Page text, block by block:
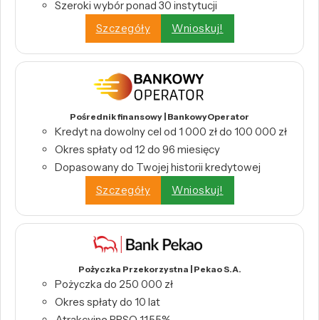
Szeroki wybór ponad 30 instytucji
Szczegóły
Wnioskuj!
Pośrednik finansowy | BankowyOperator
Kredyt na dowolny cel od 1 000 zł do 100 000 zł
Okres spłaty od 12 do 96 miesięcy
Dopasowany do Twojej historii kredytowej
Szczegóły
Wnioskuj!
Pożyczka Przekorzystna | Pekao S.A.
Pożyczka do 250 000 zł
Okres spłaty do 10 lat